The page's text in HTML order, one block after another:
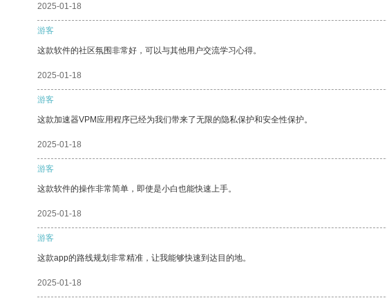
2025-01-18
游客
这款软件的社区氛围非常好，可以与其他用户交流学习心得。
2025-01-18
游客
这款加速器VPM应用程序已经为我们带来了无限的隐私保护和安全性保护。
2025-01-18
游客
这款软件的操作非常简单，即使是小白也能快速上手。
2025-01-18
游客
这款app的路线规划非常精准，让我能够快速到达目的地。
2025-01-18